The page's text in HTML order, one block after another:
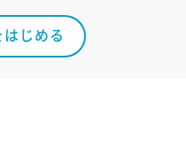
じめる